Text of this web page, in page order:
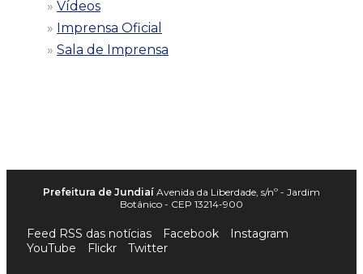
Vídeos
Imprensa Oficial
Sala de Imprensa
Prefeitura de Jundiaí Avenida da Liberdade, s/nº - Jardim
Botânico - CEP 13214-900
Feed RSS das notícias Facebook
Instagram
YouTube
Flickr Twitter